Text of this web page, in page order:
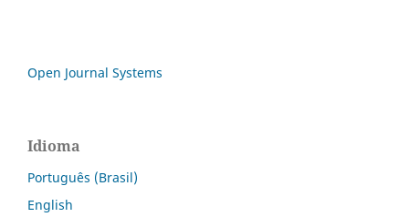
Open Journal Systems
Idioma
Português (Brasil)
English